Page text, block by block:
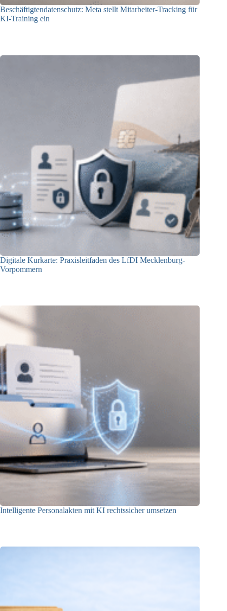
Beschäftigtendatenschutz: Meta stellt Mitarbeiter-Tracking für
KI-Training ein
Digitale Kurkarte: Praxisleitfaden des LfDI Mecklenburg-
Vorpommern
Intelligente Personalakten mit KI rechtssicher umsetzen